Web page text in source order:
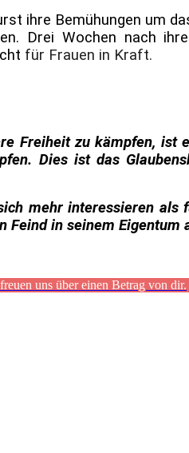
ihre Bemühungen um
Drei Wochen nach
für Frauen in Kraft.
Freiheit zu kämpfen, ist
Dies ist das
mehr interessieren als
Feind in seinem Eigentum
uns über einen Betrag von dir.